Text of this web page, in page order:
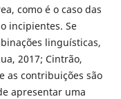
como é o caso das
incipientes. Se
linguísticas,
2017; Cintrão,
as contribuições são
apresentar uma